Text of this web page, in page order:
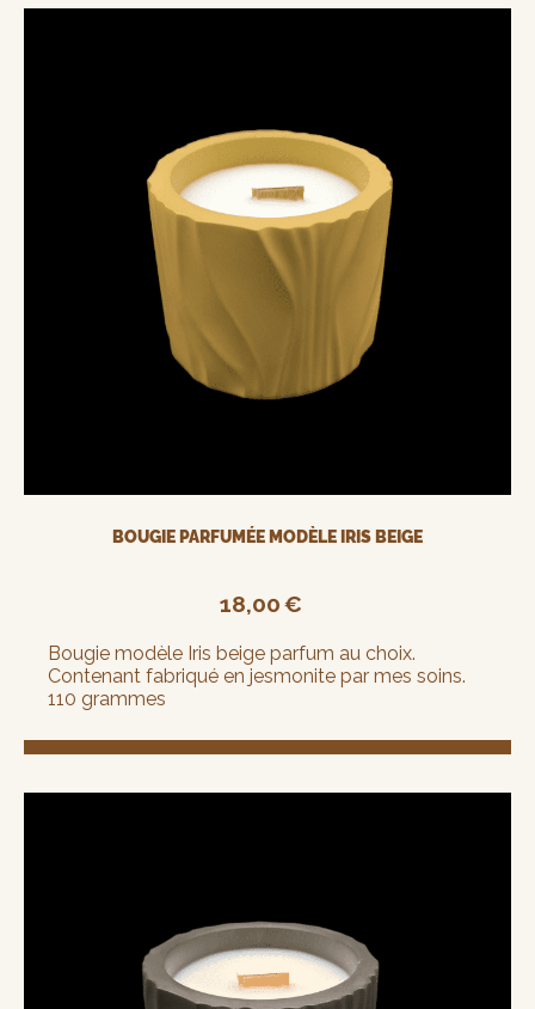
BOUGIE PARFUMÉE MODÈLE IRIS BEIGE
18,00€
Bougie modèle Iris beige parfum au choix.
Contenant fabriqué en jesmonite par mes soins.
110 grammes